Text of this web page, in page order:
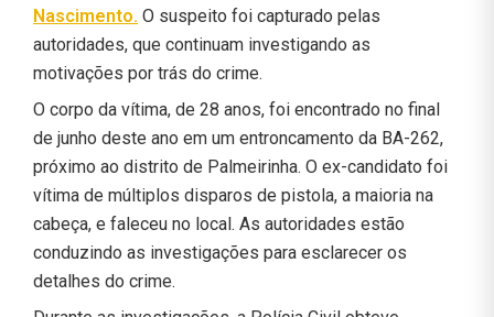
Nascimento. O suspeito foi capturado pelas
autoridades, que continuam investigando as
motivações por trás do crime.
O corpo da vítima, de 28 anos, foi encontrado no final
de junho deste ano em um entroncamento da BA-262,
próximo ao distrito de Palmeirinha. O ex-candidato foi
vítima de múltiplos disparos de pistola, a maioria na
cabeça, e faleceu no local. As autoridades estão
conduzindo as investigações para esclarecer os
detalhes do crime.